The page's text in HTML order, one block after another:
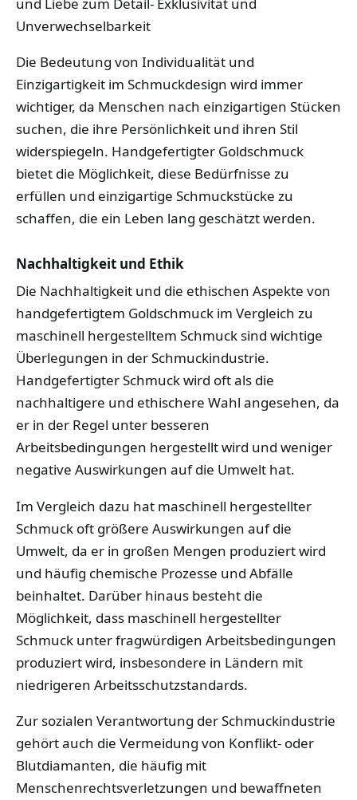
Unverwechselbarkeit
Die Bedeutung von Individualität und
Einzigartigkeit im Schmuckdesign wird immer
wichtiger, da Menschen nach einzigartigen Stücken
suchen, die ihre Persönlichkeit und ihren Stil
widerspiegeln. Handgefertigter Goldschmuck
bietet die Möglichkeit, diese Bedürfnisse zu
erfüllen und einzigartige Schmuckstücke zu
schaffen, die ein Leben lang geschätzt werden.
Nachhaltigkeit und Ethik
Die Nachhaltigkeit und die ethischen Aspekte von
handgefertigtem Goldschmuck im Vergleich zu
maschinell hergestelltem Schmuck sind wichtige
Überlegungen in der Schmuckindustrie.
Handgefertigter Schmuck wird oft als die
nachhaltigere und ethischere Wahl angesehen, da
er in der Regel unter besseren
Arbeitsbedingungen hergestellt wird und weniger
negative Auswirkungen auf die Umwelt hat.
Im Vergleich dazu hat maschinell hergestellter
Schmuck oft größere Auswirkungen auf die
Umwelt, da er in großen Mengen produziert wird
und häufig chemische Prozesse und Abfälle
beinhaltet. Darüber hinaus besteht die
Möglichkeit, dass maschinell hergestellter
Schmuck unter fragwürdigen Arbeitsbedingungen
produziert wird, insbesondere in Ländern mit
niedrigeren Arbeitsschutzstandards.
Zur sozialen Verantwortung der Schmuckindustrie
gehört auch die Vermeidung von Konflikt- oder
Blutdiamanten, die häufig mit
Menschenrechtsverletzungen und bewaffneten